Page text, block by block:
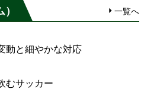
一覧へ
動と細やかな対応
むサッカー